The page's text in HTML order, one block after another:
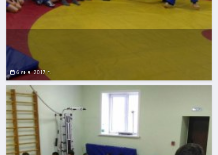
6 янв. 2017 г.